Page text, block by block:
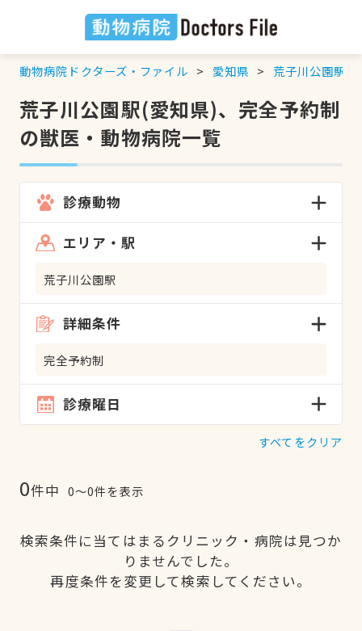
動物病院ドクターズ・ファイル 愛知県 荒子川公園駅
荒子川公園駅(愛知県)、完全予約制
の獣医・動物病院一覧
診療動物
エリア・駅
荒子川公園駅
詳細条件
完全予約制
診療曜日
すべてをクリア
0件中 0〜0件を表示
検索条件に当てはまるクリニック・病院は見つか
りませんでした。
再度条件を変更して検索してください。